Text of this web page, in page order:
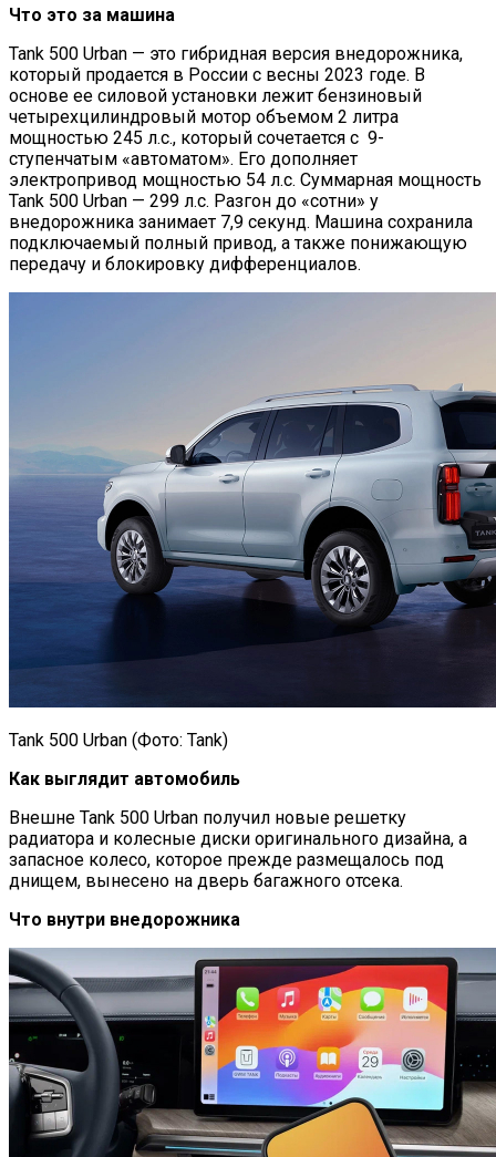
Что это за машина
Tank 500 Urban — это гибридная версия внедорожника,
который продается в России с весны 2023 годе. В
основе ее силовой установки лежит бензиновый
четырехцилиндровый мотор объемом 2 литра
мощностью 245 л.с., который сочетается с 9-
ступенчатым «автоматом». Его дополняет
электропривод мощностью 54 л.с. Суммарная мощность
Tank 500 Urban — 299 л.с. Разгон до «сотни» у
внедорожника занимает 7,9 секунд. Машина сохранила
подключаемый полный привод, а также понижающую
передачу и блокировку дифференциалов.
Tank 500 Urban (Фото: Tank)
Как выглядит автомобиль
Внешне Tank 500 Urban получил новые решетку
радиатора и колесные диски оригинального дизайна, а
запасное колесо, которое прежде размещалось под
днищем, вынесено на дверь багажного отсека.
Что внутри внедорожника